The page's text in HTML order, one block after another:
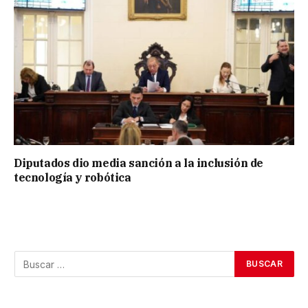
Diputados dio media sanción a la inclusión de
tecnología y robótica